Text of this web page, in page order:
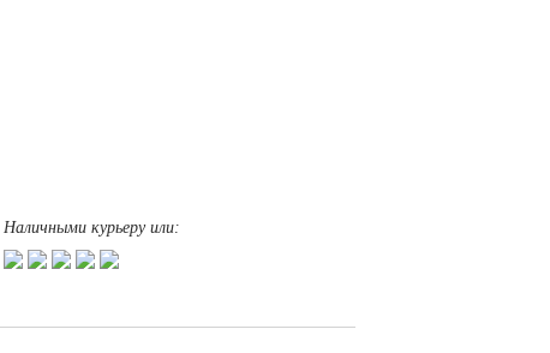
Наличными курьеру или: